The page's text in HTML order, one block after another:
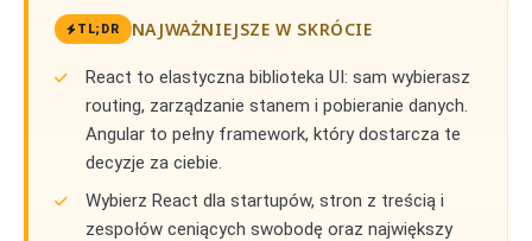
TL;DR NAJWAŻNIEJSZE W SKRÓCIE
React to elastyczna biblioteka UI: sam wybierasz
routing, zarządzanie stanem i pobieranie danych.
Angular to pełny framework, który dostarcza te
decyzje za ciebie.
Wybierz React dla startupów, stron z treścią i
zespołów ceniących swobodę oraz największy